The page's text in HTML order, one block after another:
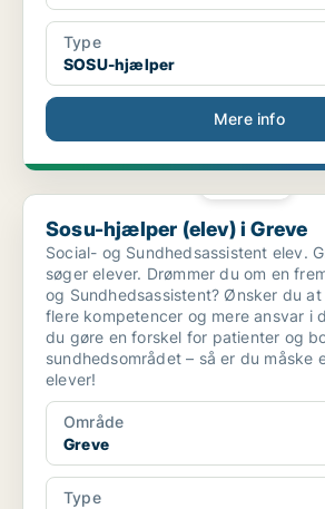
Type
SOSU-hjælper
Mere info
Sosu-hjælper (elev) i Greve
Sosu-hjælper (elev) i Greve
Social- og Sundhedsassistent elev.
søger elever. Drømmer du om en
og Sundhedsassistent? Ønsker du
flere kompetencer og mere ansvar i
du gøre en forskel for patienter og
sundhedsområdet – så er du måske
elever!
Område
Greve
Type